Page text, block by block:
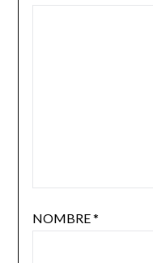
NOMBRE*